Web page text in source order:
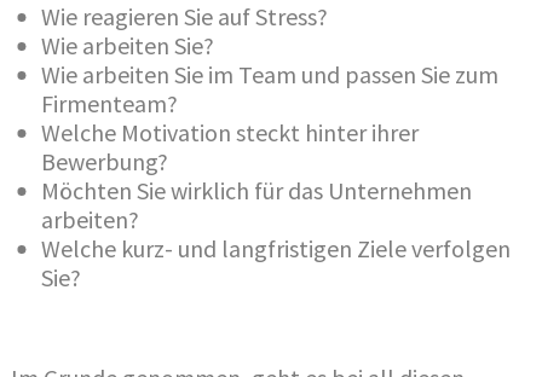
Wie reagieren Sie auf Stress?
Wie arbeiten Sie?
Wie arbeiten Sie im Team und passen Sie zum
Firmenteam?
Welche Motivation steckt hinter ihrer
Bewerbung?
Möchten Sie wirklich für das Unternehmen
arbeiten?
Welche kurz- und langfristigen Ziele verfolgen
Sie?